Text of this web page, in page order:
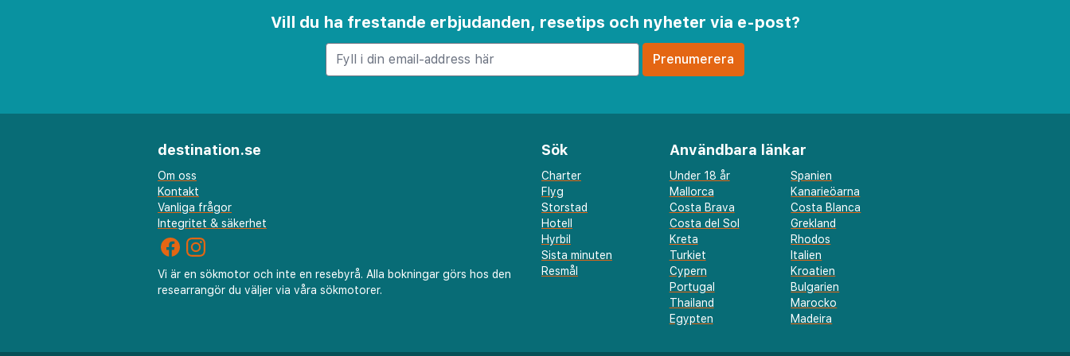
Sunweb_meta: wi-fi i allmänna utrymmen: (gratis)•
Sunweb_meta: wi-fi på rummet: (gratis)
restaurang där en (enkel) frukost serveras varje dag
med utsikt över Medelhavet.
Vill du ha frestande erbjudanden, resetips och nyheter via e-post?
destination.se
Om oss
Kontakt
Vanliga frågor
Integritet & säkerhet
Vi är en sökmotor och inte en resebyrå. Alla bokningar görs hos den
researrangör du väljer via våra sökmotorer.
Sök
Charter
Flyg
Storstad
Hotell
Hyrbil
Sista minuten
Resmål
Användbara länkar
Under 18 år
Spanien
Mallorca
Kanarieöarna
Costa Brava
Costa Blanca
Costa del Sol
Grekland
Kreta
Rhodos
Turkiet
Italien
Cypern
Kroatien
Portugal
Bulgarien
Thailand
Marocko
Egypten
Madeira